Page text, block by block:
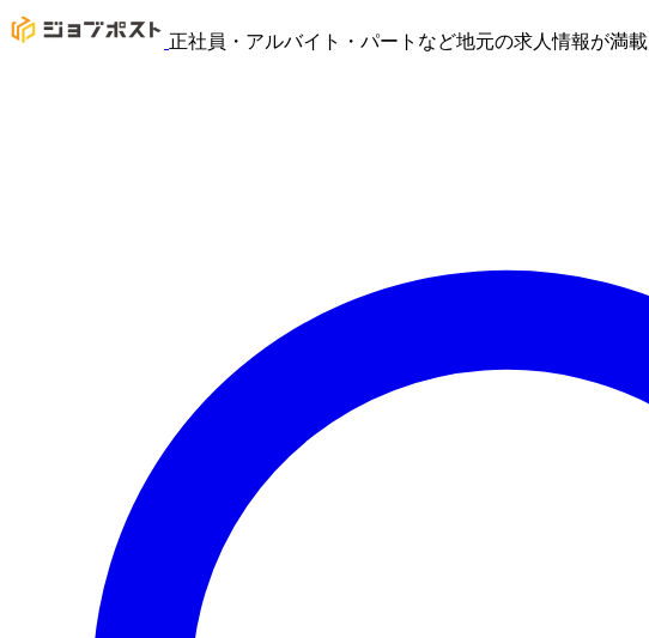
正社員・アルバイト・パートなど地元の求人情報が満載